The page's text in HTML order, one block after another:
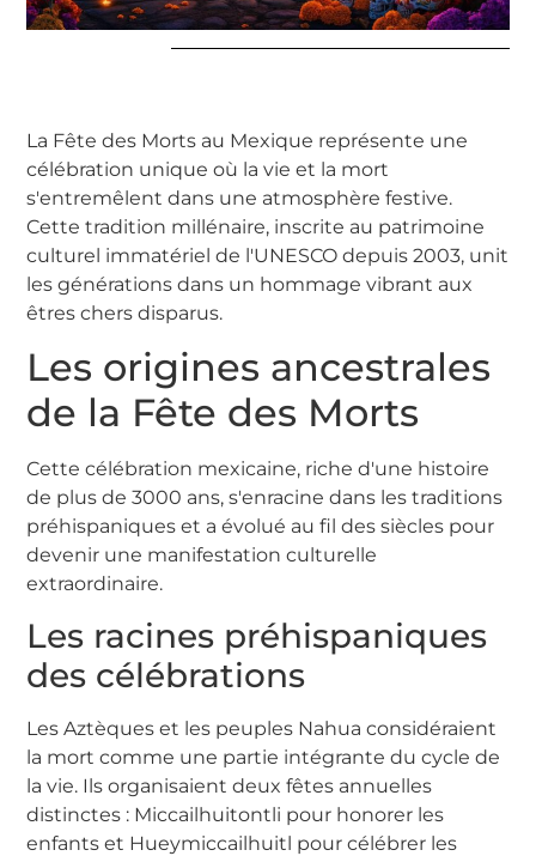
La Fête des Morts au Mexique représente une
célébration unique où la vie et la mort
s'entremêlent dans une atmosphère festive.
Cette tradition millénaire, inscrite au patrimoine
culturel immatériel de l'UNESCO depuis 2003, unit
les générations dans un hommage vibrant aux
êtres chers disparus.
Les origines ancestrales
de la Fête des Morts
Cette célébration mexicaine, riche d'une histoire
de plus de 3000 ans, s'enracine dans les traditions
préhispaniques et a évolué au fil des siècles pour
devenir une manifestation culturelle
extraordinaire.
Les racines préhispaniques
des célébrations
Les Aztèques et les peuples Nahua considéraient
la mort comme une partie intégrante du cycle de
la vie. Ils organisaient deux fêtes annuelles
distinctes : Miccailhuitontli pour honorer les
enfants et Hueymiccailhuitl pour célébrer les